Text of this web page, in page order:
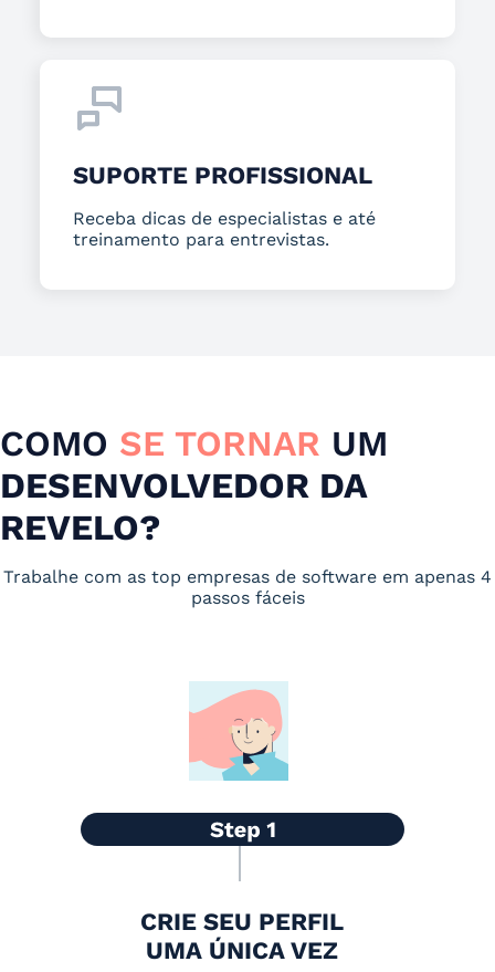
SUPORTE PROFISSIONAL
Receba dicas de especialistas e até
treinamento para entrevistas.
COMO SE TORNAR UM
DESENVOLVEDOR DA
REVELO?
Trabalhe com as top empresas de software em apenas 4
passos fáceis
CRIE SEU PERFIL
UMA ÚNICA VEZ